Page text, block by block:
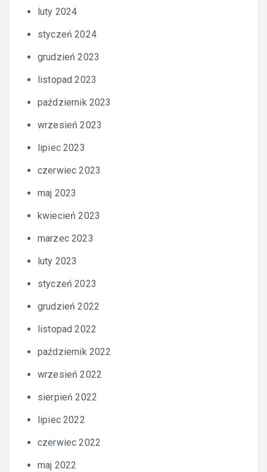
luty 2024
styczeń 2024
grudzień 2023
listopad 2023
październik 2023
wrzesień 2023
lipiec 2023
czerwiec 2023
maj 2023
kwiecień 2023
marzec 2023
luty 2023
styczeń 2023
grudzień 2022
listopad 2022
październik 2022
wrzesień 2022
sierpień 2022
lipiec 2022
czerwiec 2022
maj 2022